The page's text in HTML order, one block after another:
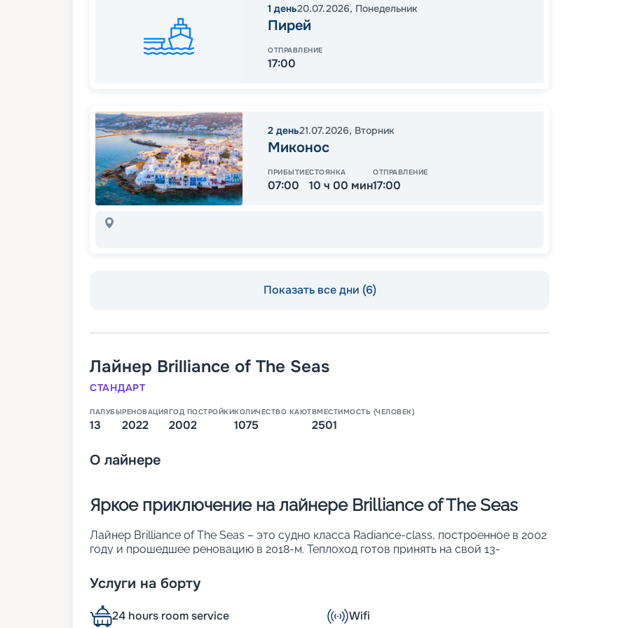
1 день20.07.2026, Понедельник
Пирей
ОТПРАВЛЕНИЕ
17:00
2 день21.07.2026, Вторник
Миконос
ПРИБЫТИЕ
07:00
СТОЯНКА
10 ч 00 мин
ОТПРАВЛЕНИЕ
17:00
Показать все дни (6)
Лайнер Brilliance of The Seas
СТАНДАРТ
ПАЛУБЫ
13
РЕНОВАЦИЯ
2022
ГОД ПОСТРОЙКИ
2002
КОЛИЧЕСТВО КАЮТ
1075
ВМЕСТИМОСТЬ (ЧЕЛОВЕК)
2501
О лайнере
Яркое приключение на лайнере Brilliance of The Seas
Лайнер Brilliance of The Seas – это судно класса Radiance-class, построенное в 2002
году и прошедшее реновацию в 2018-м. Теплоход готов принять на свой 13-
обладает водоизмещением 90 090 тонн. На борту корабля есть:
• зона отдыха с бассейном и джакузи под крышей из стекла;
• скалодром для любителей активного отдыха;
• хорошо продуманная развлекательная и познавательная программа для детей и
Услуги на борту
24 hours room service Wifi